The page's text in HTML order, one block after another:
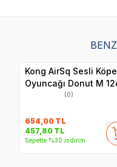
Kong AirSq Sesli
Oyuncağı Donut M
(0)
654,00 TL
457,80 TL
Sepette %30 indirim